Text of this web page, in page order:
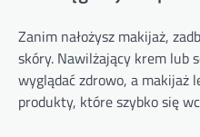
Zanim nałożysz makijaż,
skóry. Nawilżający krem lub
wyglądać zdrowo, a makijaż
produkty, które szybko się